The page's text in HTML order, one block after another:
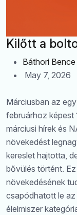
Kilőtt a
Báthori Bence
May 7, 2026
Márciusban az
februárhoz képest
márciusi hírek és
növekedést
kereslet hajtotta,
bővülés történt.
növekedésének
csapódhatott le
élelmiszer